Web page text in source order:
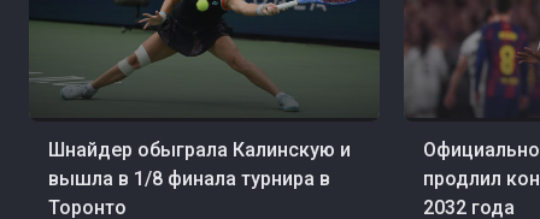
Шнайдер обыграла Калинскую и
вышла в 1/8 финала турнира в
Торонто
продлил
2032 года